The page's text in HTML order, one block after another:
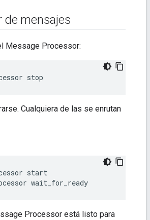
de mensajes
Message Processor:
stop
Cualquiera de las se enrutan
start
wait_for_ready
Processor está listo para